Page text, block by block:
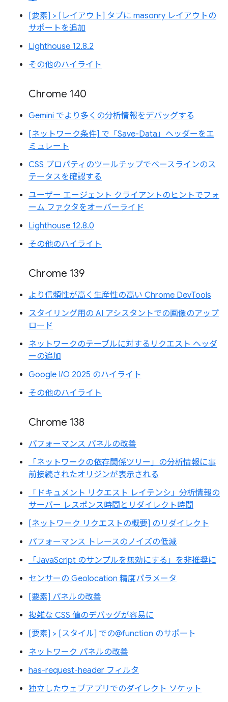
[要素] > [レイアウト] タブに masonry レイアウトの
サポートを追加
Lighthouse 12.8.2
その他のハイライト
Chrome 140
Gemini でより多くの分析情報をデバッグする
[ネットワーク条件] で「Save-Data」ヘッダーをエ
ミュレート
CSS プロパティのツールチップでベースラインのス
テータスを確認する
ユーザー エージェント クライアントのヒントでフォ
ーム ファクタをオーバーライド
Lighthouse 12.8.0
その他のハイライト
Chrome 139
より信頼性が高く生産性の高い Chrome DevTools
スタイリング用の AI アシスタントでの画像のアップ
ロード
ネットワークのテーブルに対するリクエスト ヘッダ
ーの追加
Google I/O 2025 のハイライト
その他のハイライト
Chrome 138
パフォーマンス パネルの改善
「ネットワークの依存関係ツリー」の分析情報に事
前接続されたオリジンが表示される
「ドキュメント リクエスト レイテンシ」分析情報の
サーバー レスポンス時間とリダイレクト時間
[ネットワーク リクエストの概要] のリダイレクト
パフォーマンス トレースのノイズの低減
「JavaScript のサンプルを無効にする」を非推奨に
センサーの Geolocation 精度パラメータ
[要素] パネルの改善
複雑な CSS 値のデバッグが容易に
[要素] > [スタイル] での@function のサポート
ネットワーク パネルの改善
has-request-header フィルタ
独立したウェブアプリでのダイレクト ソケット